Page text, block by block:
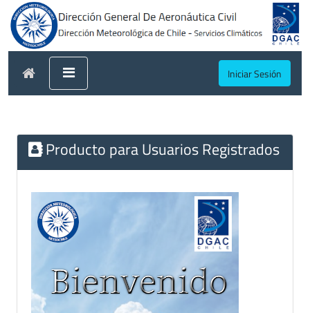
Iniciar Sesión
Producto para Usuarios Registrados